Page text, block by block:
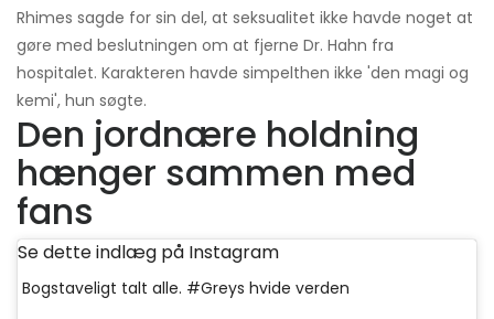
Rhimes sagde for sin del, at seksualitet ikke havde noget at
gøre med beslutningen om at fjerne Dr. Hahn fra
hospitalet. Karakteren havde simpelthen ikke 'den magi og
kemi', hun søgte.
Den jordnære holdning
hænger sammen med
fans
Se dette indlæg på Instagram
Bogstaveligt talt alle. #Greys hvide verden